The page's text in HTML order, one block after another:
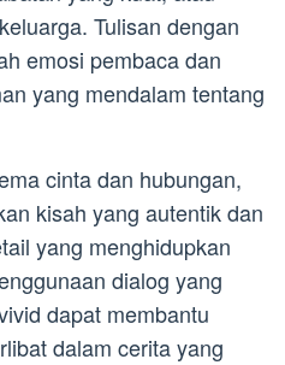
Tulisan dengan
emosi pembaca dan
yang mendalam tentang
cinta dan hubungan,
kisah yang autentik dan
yang menghidupkan
dialog yang
dapat membantu
dalam cerita yang